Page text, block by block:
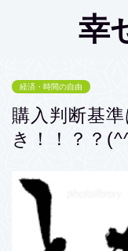
幸
経済・時間の自由
購入判断基
き！！？？